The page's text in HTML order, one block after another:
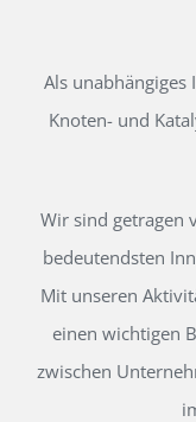
Als
Knoten- und
Wir sind getragen
bedeutendsten
Mit unseren
einen wichtigen
zwischen